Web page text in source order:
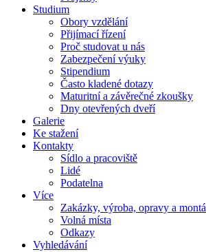
Studium
Obory vzdělání
Přijímací řízení
Proč studovat u nás
Zabezpečení výuky
Stipendium
Často kladené dotazy
Maturitní a závěrečné zkoušky
Dny otevřených dveří
Galerie
Ke stažení
Kontakty
Sídlo a pracoviště
Lidé
Podatelna
Více
Zakázky, výroba, opravy a
Volná místa
Odkazy
Vyhledávání